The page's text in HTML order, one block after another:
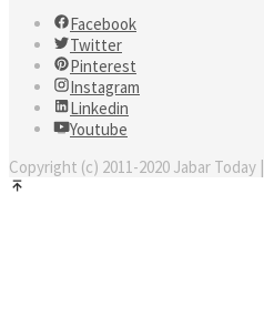
Facebook
Twitter
Pinterest
Instagram
Linkedin
Youtube
Copyright (c) 2011-2020 Jabar